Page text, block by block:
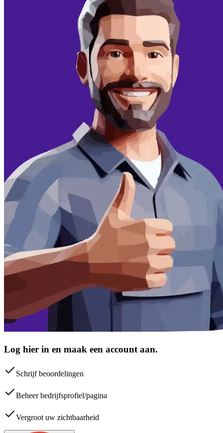
Log hier in en maak een account aan.
Schrijf beoordelingen
Beheer bedrijfsprofiel/pagina
Vergroot uw zichtbaarheid